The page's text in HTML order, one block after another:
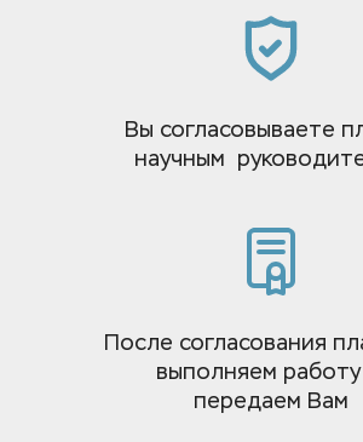
После согласования
выполняем работу
передаем Вам
Вы согласовываете
научным